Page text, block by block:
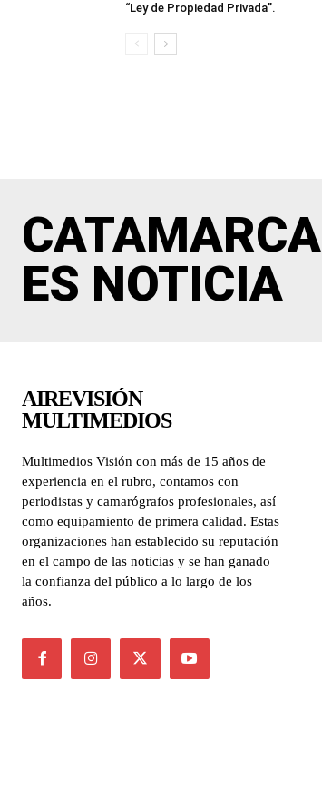
“Ley de Propiedad Privada”.
CATAMARCA
ES NOTICIA
AIREVISIÓN
MULTIMEDIOS
Multimedios Visión con más de 15 años de
experiencia en el rubro, contamos con
periodistas y camarógrafos profesionales, así
como equipamiento de primera calidad. Estas
organizaciones han establecido su reputación
en el campo de las noticias y se han ganado
la confianza del público a lo largo de los
años.